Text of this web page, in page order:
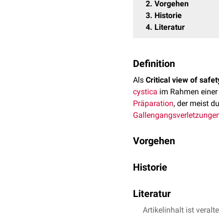
2 Vorgehen
3 Historie
4 Literatur
Definition
Als Critical view of
cystica im Rahmen einer
Präparation, der meist
Vorgehen
Vollständige
werden kann.
Eindeutige
Historie
Initial kam es nach
Komplikationen durch
Literatur
Heistermann, H.,
Artikelinhalt ist